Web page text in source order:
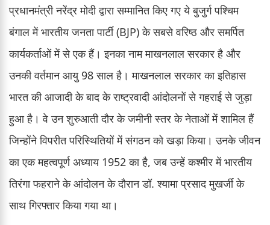
प्रधानमंत्री नरेंद्र मोदी द्वारा सम्मानित किए गए ये बुजुर्ग पश्चिम
बंगाल में भारतीय जनता पार्टी (BJP) के सबसे वरिष्ठ और समर्पित
कार्यकर्ताओं में से एक हैं। इनका नाम माखनलाल सरकार है और
उनकी वर्तमान आयु 98 साल है। माखनलाल सरकार का इतिहास
भारत की आजादी के बाद के राष्ट्रवादी आंदोलनों से गहराई से जुड़ा
हुआ है। वे उन शुरुआती दौर के जमीनी स्तर के नेताओं में शामिल हैं
जिन्होंने विपरीत परिस्थितियों में संगठन को खड़ा किया। उनके जीवन
का एक महत्वपूर्ण अध्याय 1952 का है, जब उन्हें कश्मीर में भारतीय
तिरंगा फहराने के आंदोलन के दौरान डॉ. श्यामा प्रसाद मुखर्जी के
साथ गिरफ्तार किया गया था।